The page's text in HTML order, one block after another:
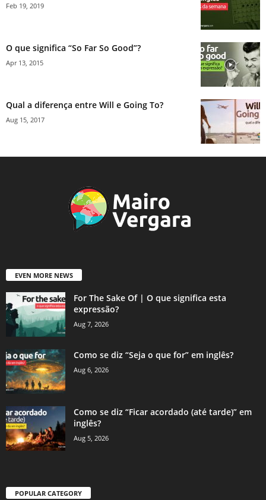
Feb 19, 2019
O que significa “So Far So Good”?
Apr 13, 2015
Qual a diferença entre Will e Going To?
Aug 15, 2017
EVEN MORE NEWS
For The Sake Of | O que significa esta
expressão?
Aug 7, 2026
Como se diz “Seja o que for” em inglês?
Aug 6, 2026
Como se diz “Ficar acordado (até tarde)” em
inglês?
Aug 5, 2026
POPULAR CATEGORY